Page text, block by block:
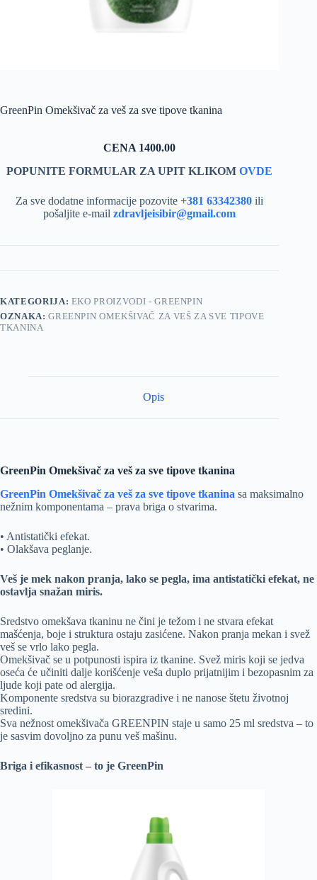
GreenPin Omekšivač za veš za sve tipove tkanina
CENA 1400.00
POPUNITE FORMULAR ZA UPIT KLIKOMOVDE
Za sve dodatne informacije pozovite+381 63342380 ili
pošaljite e-mailzdravljeisibir@gmail.com
KATEGORIJA: EKO PROIZVODI - GREENPIN
OZNAKA:GREENPIN OMEKŠIVAČ ZA VEŠ ZA SVE TIPOVE
TKANINA
Opis
GreenPin Omekšivač za veš za sve tipove tkanina
GreenPin Omekšivač za veš za sve tipove tkanina sa maksimalno
nežnim komponentama – prava briga o stvarima.
• Antistatički efekat.
• Olakšava peglanje.
Veš je mek nakon pranja, lako se pegla, ima antistatički efekat, ne
ostavlja snažan miris.
Sredstvo omekšava tkaninu ne čini je težom i ne stvara efekat
mašćenja, boje i struktura ostaju zasićene. Nakon pranja mekan i svež
veš se vrlo lako pegla.
Omekšivač se u potpunosti ispira iz tkanine. Svež miris koji se jedva
oseća će učiniti dalje korišćenje veša duplo prijatnijim i bezopasnim za
ljude koji pate od alergija.
Komponente sredstva su biorazgradive i ne nanose štetu životnoj
sredini.
Sva nežnost omekšivača GREENPIN staje u samo 25 ml sredstva – to
je sasvim dovoljno za punu veš mašinu.
Briga i efikasnost – to je GreenPin